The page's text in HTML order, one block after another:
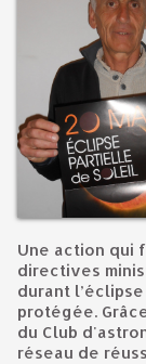
Une action qui fait figure d’exception suite aux
directives
durant
protégée.
du Club
réseau de